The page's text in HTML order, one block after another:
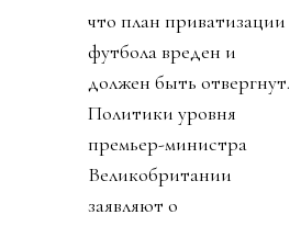
что план приватизации
футбола вреден и
должен быть отвергнут.
Политики уровня
премьер-министра
Великобритании
заявляют о